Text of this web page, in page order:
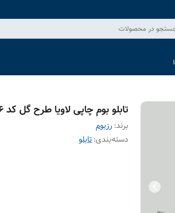
در محصولات
تابلو بوم چاپی لاویا طرح گل کد ART-1196
برند: رزبوم
دسته‌بندی:تابلو